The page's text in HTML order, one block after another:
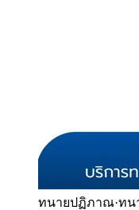
ทนายปฏิภาณ·ทน